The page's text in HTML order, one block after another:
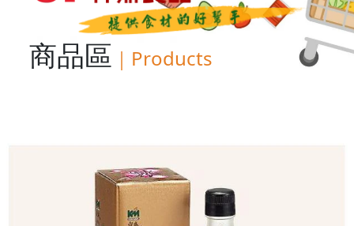
商品區 ｜ Products